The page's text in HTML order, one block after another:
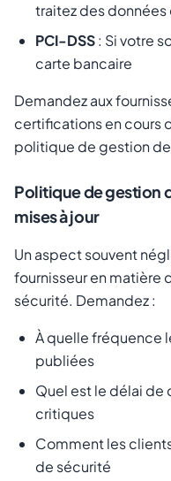
traitez des données
PCI-DSS: Si votre
carte bancaire
Demandez aux
certifications en cours
politique de gestion
Politique de gestion
mises à jour
Un aspect souvent
fournisseur en matière
sécurité. Demandez :
À quelle fréquence
publiées
Quel est le délai
critiques
Comment les
de sécurité